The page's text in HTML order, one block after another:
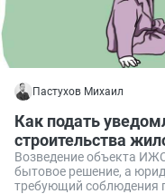
Пастухов Михаил
Как подать
строительства
Возведение объекта
бытовое решение, а
требующий соблюдения